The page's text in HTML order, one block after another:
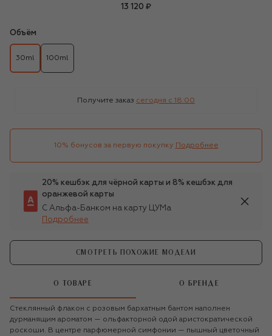
13 120 ₽
Объём
30ml 100ml
Получите заказ сегодня c 18:00
10% бонусов за первую покупку Подробнее
20% кешбэк для чёрной карты и 8% кешбэк для
оранжевой карты
С Альфа-Банком на карту ЦУМа
Подробнее
СМОТРЕТЬ ПОХОЖИЕ МОДЕЛИ
О ТОВАРЕ О БРЕНДЕ
Стеклянный флакон с розовым бархатным бантом наполнен
дурманящим ароматом — ольфакторной одой аристократической
роскоши. В центре парфюмерной симфонии — пышный цветочный